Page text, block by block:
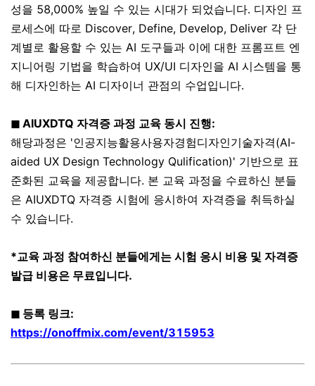
성을 58,000% 높일 수 있는 시대가 되었습니다. 디자인 프
로세스에 따로 Discover, Define, Develop, Deliver 각 단
계별로 활용할 수 있는 AI 도구들과 이에 대한 프롬프트 엔
지니어링 기법을 학습하여 UX/UI 디자인을 AI 시스템을 통
해 디자인하는 AI 디자이너 관점의 수업입니다.
◼ AIUXDTQ 자격증 과정 교육 동시 진행:
해당과정은 '인공지능활용사용자경험디자인기술자격(AI-
aided UX Design Technology Qulification)' 기반으로 표
준화된 교육을 제공합니다. 본 교육 과정을 수료하신 분들
은 AIUXDTQ 자격증 시험에 응시하여 자격증을 취득하실
수 있습니다.
*교육 과정 참여하신 분들에게는 시험 응시 비용 및 자격증
발급 비용은 무료입니다.
◼ 등록 링크:
https://onoffmix.com/event/315953